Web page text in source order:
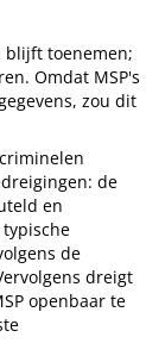
blijft toenemen;
Omdat MSP's
zou dit
de
en
de
dreigt
openbaar te